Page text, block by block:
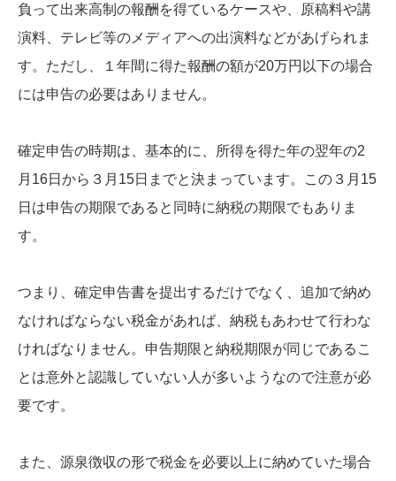
負って出来高制の報酬を得ているケースや、原稿料や講
演料、テレビ等のメディアへの出演料などがあげられま
す。ただし、１年間に得た報酬の額が20万円以下の場合
には申告の必要はありません。
確定申告の時期は、基本的に、所得を得た年の翌年の2
月16日から３月15日までと決まっています。この３月15
日は申告の期限であると同時に納税の期限でもありま
す。
つまり、確定申告書を提出するだけでなく、追加で納め
なければならない税金があれば、納税もあわせて行わな
ければなりません。申告期限と納税期限が同じであるこ
とは意外と認識していない人が多いようなので注意が必
要です。
また、源泉徴収の形で税金を必要以上に納めていた場合